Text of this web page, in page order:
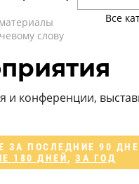
слову
Все
и конференции,
ЗА ПОСЛЕДНИЕ 90
180 ДНЕЙ, ЗА ГОД